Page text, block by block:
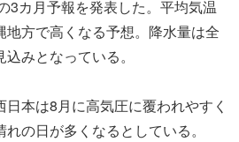
3カ月予報を発表した。平均気温
地方で高くなる予想。降水量は全
みとなっている。
本は8月に高気圧に覆われやすく
の日が多くなるとしている。